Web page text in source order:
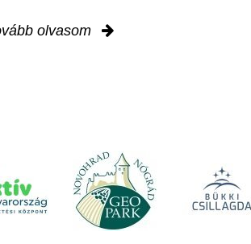
olvasom